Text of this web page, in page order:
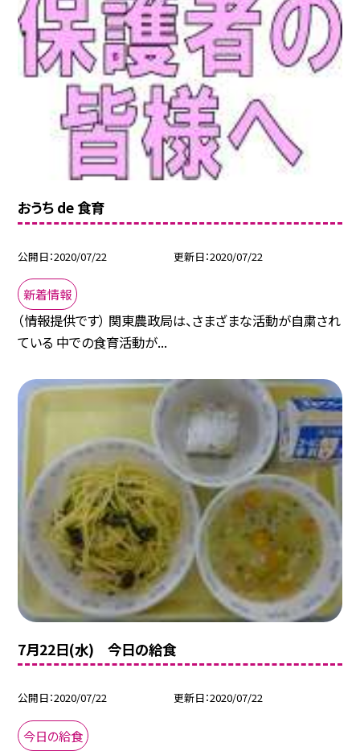
おうち de 食育
公開日 2020/07/22 更新日 2020/07/22
新着情報
（情報提供です） 関東農政局は、さまざまな活動が自粛され
ている 中での食育活動が...
7月22日(水) 今日の給食
公開日 2020/07/22 更新日 2020/07/22
今日の給食